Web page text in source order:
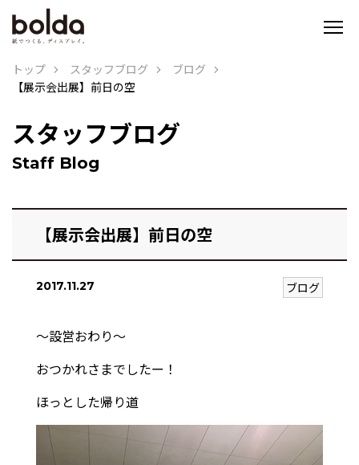
トップ スタッフブログ
ブログ
【展示会出展】前日の空
スタッフブログ
Staff Blog
【展示会出展】前日の空
2017.11.27 ブログ
〜設営おわり〜
おつかれさまでしたー！
ほっとした帰り道